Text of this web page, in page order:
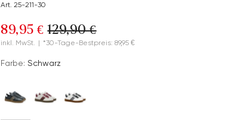
Art. 25-211-30
89,95 € 129,90 €
inkl. MwSt. | *30-Tage-Bestpreis: 89,95 €
Farbe: Schwarz